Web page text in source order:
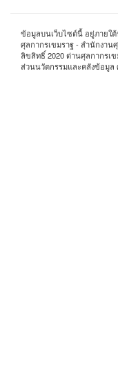
ข้อมูลบนเว็บไซต์นี้ อยู่ภายใ
ศุลกากรเขมราฐ - สำนักงาน
ลิขสิทธิ์ 2020 ด่านศุลกากรเ
ส่วนนวัตกรรมและคลังข้อมูล